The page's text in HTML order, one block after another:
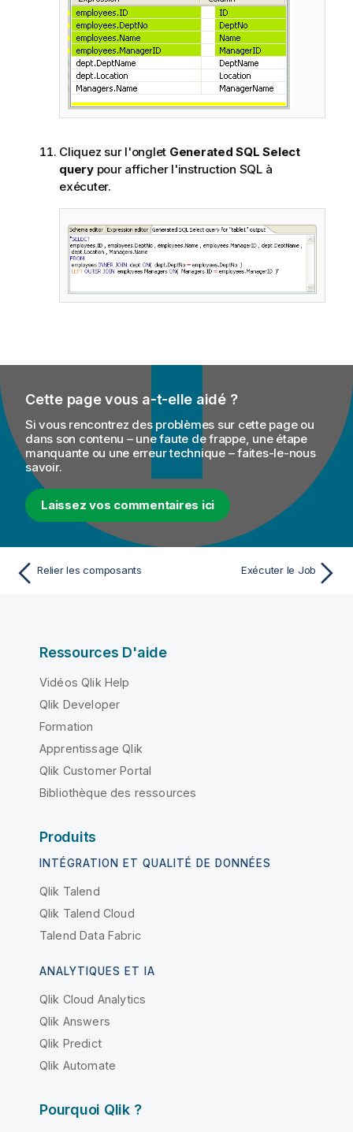
Cliquez sur l'onglet Generated SQL Select
querypour afficher l'instruction SQL à
exécuter.
Cette page vous a-t-elle aidé ?
Si vous rencontrez des problèmes sur cette page ou
dans son contenu – une faute de frappe, une étape
manquante ou une erreur technique – faites-le-nous
savoir.
Laissez vos commentaires ici
Relier les composants Exécuter le Job
Ressources D'aide
Vidéos Qlik Help
Qlik Developer
Formation
Apprentissage Qlik
Qlik Customer Portal
Bibliothèque des ressources
Produits
INTÉGRATION ET QUALITÉ DE DONNÉES
Qlik Talend
Qlik Talend Cloud
Talend Data Fabric
ANALYTIQUES ET IA
Qlik Cloud Analytics
Qlik Answers
Qlik Predict
Qlik Automate
Pourquoi Qlik ?